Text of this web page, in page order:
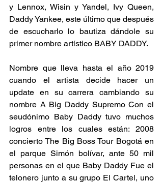
y Lennox, Wisin y Yandel, Ivy Queen,
Daddy Yankee, este último que después
de escucharlo lo bautiza dándole su
primer nombre artístico BABY DADDY.
Nombre que lleva hasta el año 2019
cuando el artista decide hacer un
update en su carrera cambiando su
nombre A Big Daddy Supremo Con el
seudónimo Baby Daddy tuvo muchos
logros entre los cuales están: 2008
concierto The Big Boss Tour Bogotá en
el parque Simón bolívar, ante 50 mil
personas en el que Baby Daddy Fue el
telonero junto a su grupo El Cartel, uno